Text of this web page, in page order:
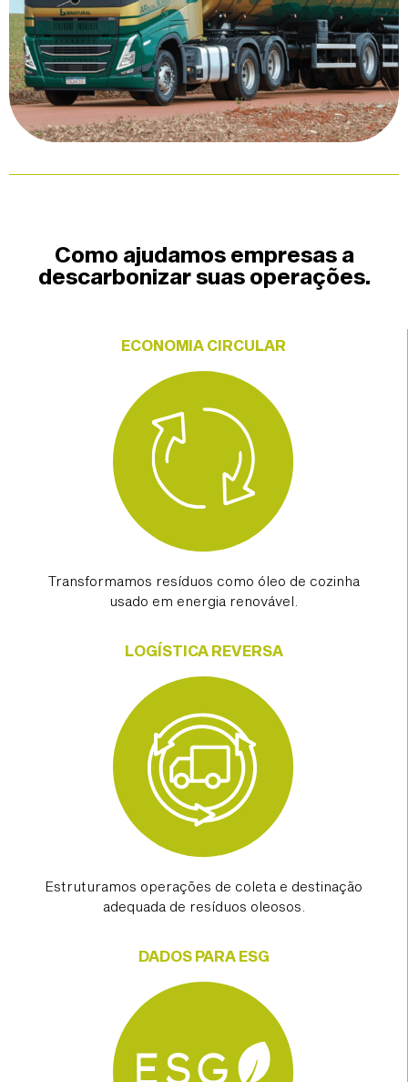
Como ajudamos empresas a
descarbonizar suas operações.
ECONOMIA CIRCULAR
Transformamos resíduos como óleo de cozinha
usado em energia renovável.
LOGÍSTICA REVERSA
Estruturamos operações de coleta e destinação
adequada de resíduos oleosos.
DADOS PARA ESG